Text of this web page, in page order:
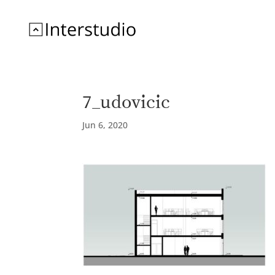
7_udovicic
Jun 6, 2020